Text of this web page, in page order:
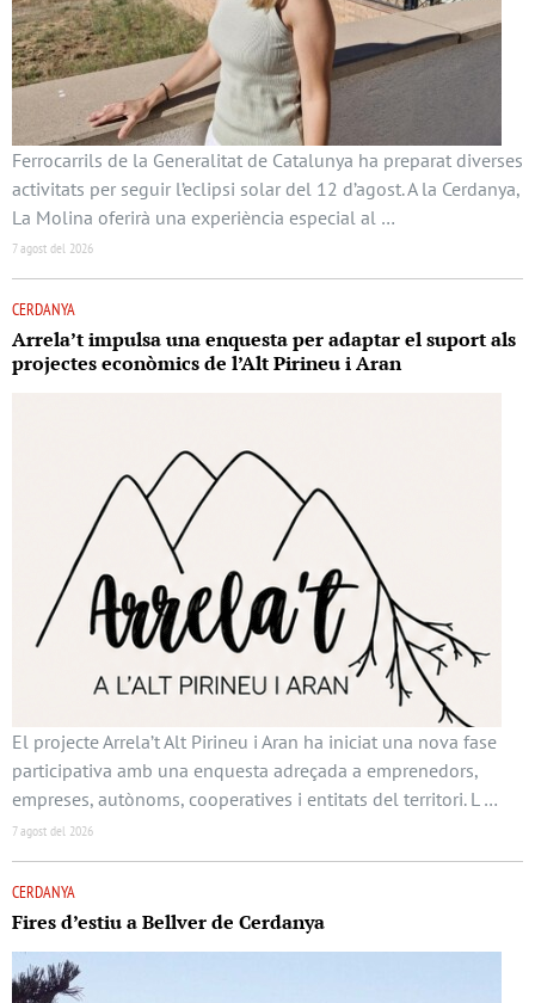
Ferrocarrils de la Generalitat de Catalunya ha preparat diverses
activitats per seguir l’eclipsi solar del 12 d’agost. A la Cerdanya,
La Molina oferirà una experiència especial al …
7 agost del 2026
CERDANYA
Arrela’t impulsa una enquesta per adaptar el suport als
projectes econòmics de l’Alt Pirineu i Aran
El projecte Arrela’t Alt Pirineu i Aran ha iniciat una nova fase
participativa amb una enquesta adreçada a emprenedors,
empreses, autònoms, cooperatives i entitats del territori. L …
7 agost del 2026
CERDANYA
Fires d’estiu a Bellver de Cerdanya